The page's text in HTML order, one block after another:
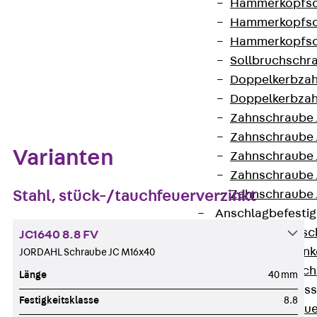
Zahnschraube
Zahnschraube
Zahnschraube
Zahnschraube
Zahnschraube
Varianten
Stahl, stück-/tauchfeuerverzinkt
JC1640 8.8 FV
JORDAHL Schraube JC M16x40
Länge 40 mm
Festigkeitsklasse 8.8